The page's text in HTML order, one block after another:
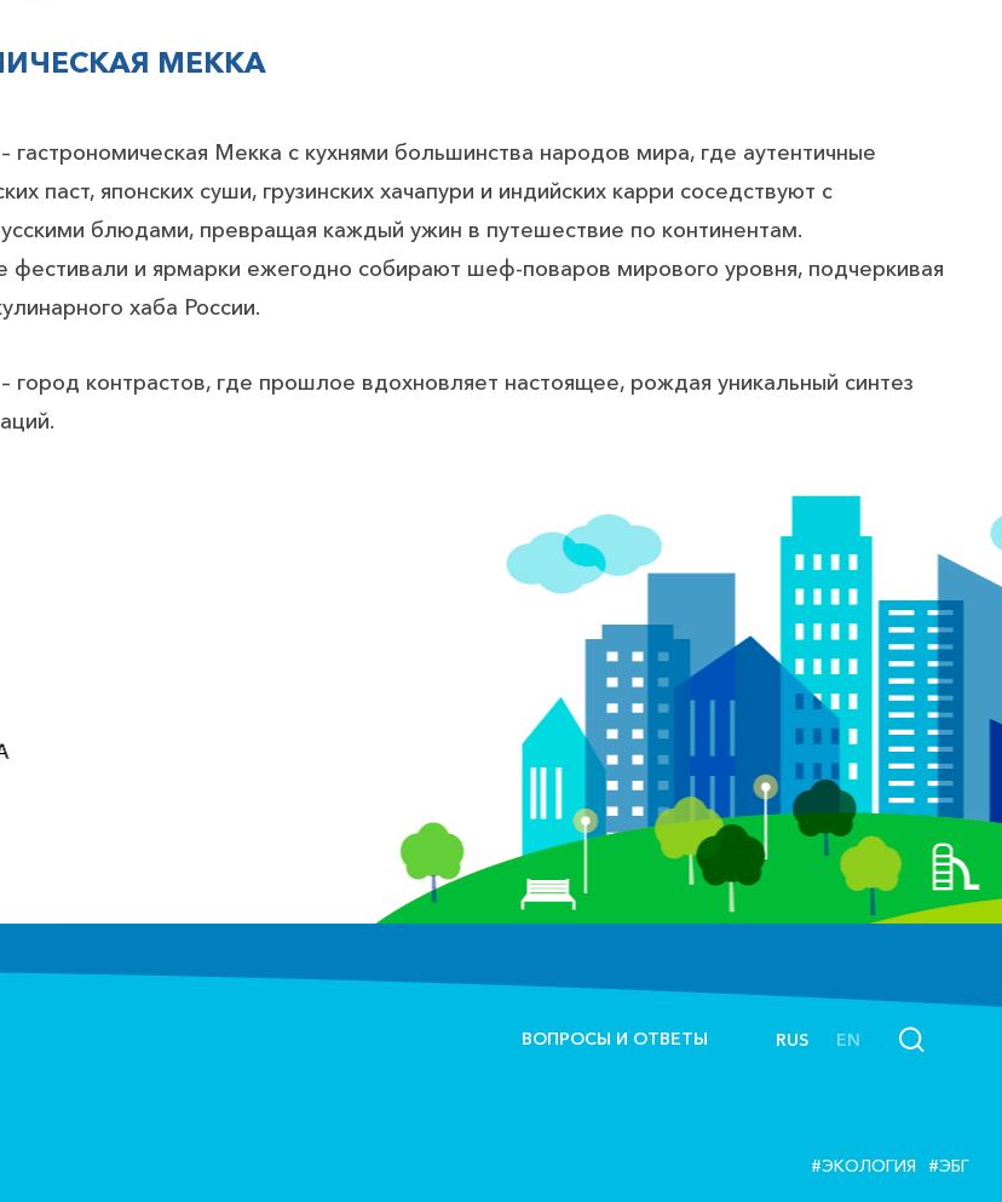
МЕККА
гастрономическая Мекка с кухнями большинства народов мира, где аутентичные
паст, японских суши, грузинских хачапури и индийских карри соседствуют с
блюдами, превращая каждый ужин в путешествие по континентам.
фестивали и ярмарки ежегодно собирают шеф-поваров мирового уровня, подчеркивая
хаба России.
город контрастов, где прошлое вдохновляет настоящее, рождая уникальный синтез
ВОПРОСЫ И ОТВЕТЫ RUS EN
#ЭКОЛОГИЯ #ЭБГ